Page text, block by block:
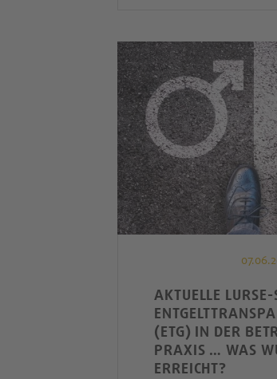
AKTUELLE LURSE-
(ETG) IN DER
PRAXIS … WAS
ERREICHT?